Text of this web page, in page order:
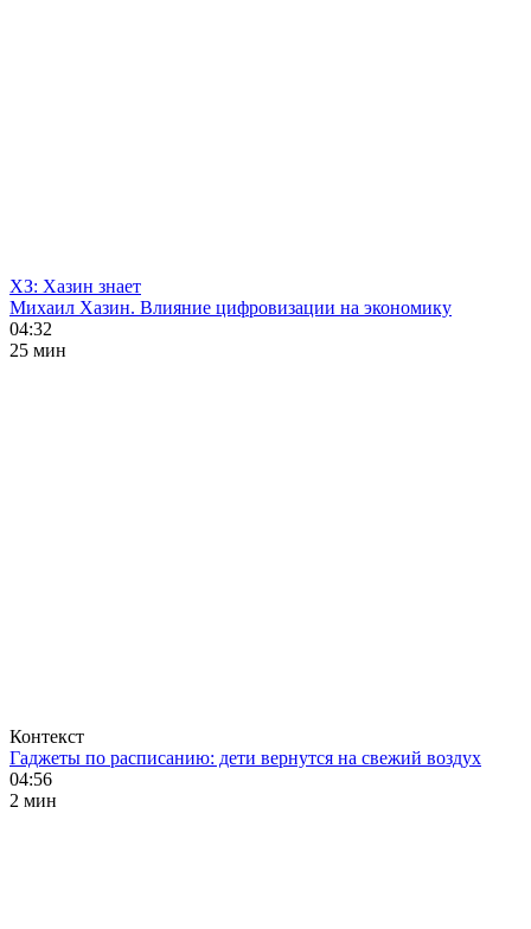
ХЗ: Хазин знает
Михаил Хазин. Влияние цифровизации на экономику
04:32
25 мин
Контекст
Гаджеты по расписанию: дети вернутся на свежий воздух
04:56
2 мин